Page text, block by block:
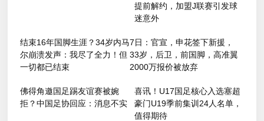
提前解约，加盟J联赛引发球
迷意外
结束16年国脚生涯？34岁内马
尔崩溃发声：我尽了全力！但
一切都已结束
7日：官宣，申花签下新援，
33岁，后卫，前国脚，高准翼
2000万报价被放弃
佛得角邀国足踢友谊赛被婉
拒？中国足协回应：消息不实
喜讯！U17国足核心入选塞超
豪门U19季前集训24人名单，
值得期待